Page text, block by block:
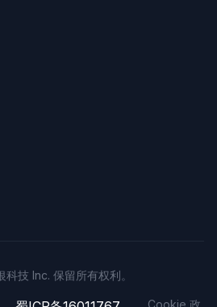
技 Inc. 保留所有权利。
Cookie 政